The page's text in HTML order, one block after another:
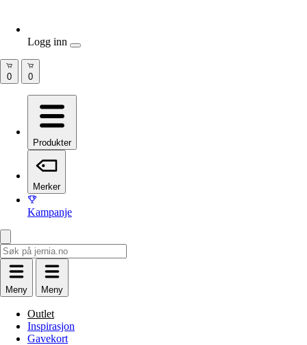
Produkter
Merker
Kampanje
Meny Meny
Outlet
Inspirasjon
Gavekort